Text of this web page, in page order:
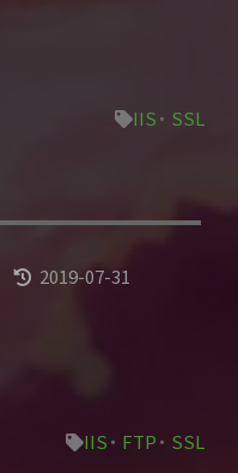
IIS
SSL
2019-07-31
IIS
FTP SSL